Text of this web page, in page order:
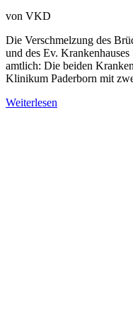
von VKD
Die Verschmelzung des
und des Ev.
amtlich: Die beiden
Klinikum Paderborn mit
Weiterlesen